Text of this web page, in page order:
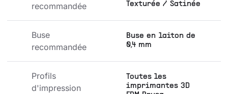
recommandée
Texturée / Satinée
Buse
recommandée
Buse en laiton de
0,4 mm
Profils
d'impression
Toutes les
imprimantes 3D